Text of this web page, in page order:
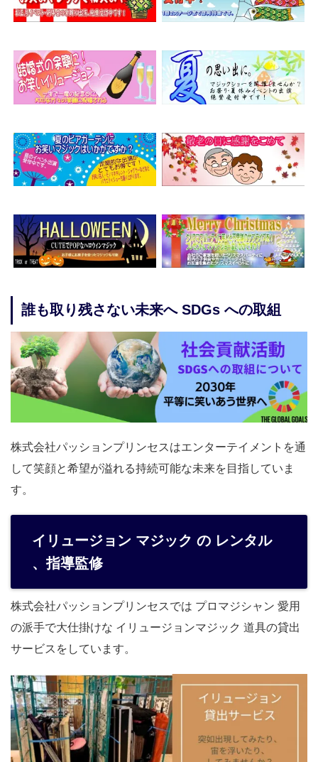
誰も取り残さない未来へ SDGs への取組
株式会社パッションプリンセスはエンターテイメントを通
して笑顔と希望が溢れる持続可能な未来を目指していま
す。
イリュージョン マジック の レンタル
、指導監修
株式会社パッションプリンセスでは プロマジシャン 愛用
の派手で大仕掛けな イリュージョンマジック 道具の貸出
サービスをしています。